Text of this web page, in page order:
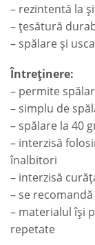
– rezintentă la
– țesătură
– spălare și
Întreținere:
– permite
– simplu de
– spălare la 40
– interzisă
înalbitori
– interzisă
– se
– materialul își
repetate